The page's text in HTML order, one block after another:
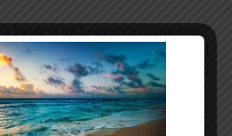
Sandero Mk1 κατασκευάζεται από
και ΟΧΙ από πολυεστέρα. Η
και ακριβό υλικό με εύκολη και
παράγονται σε καλούπια
και αντοχή στη μαζική παραγωγή.
σε υψηλές θερμοκρασίες και έχουν